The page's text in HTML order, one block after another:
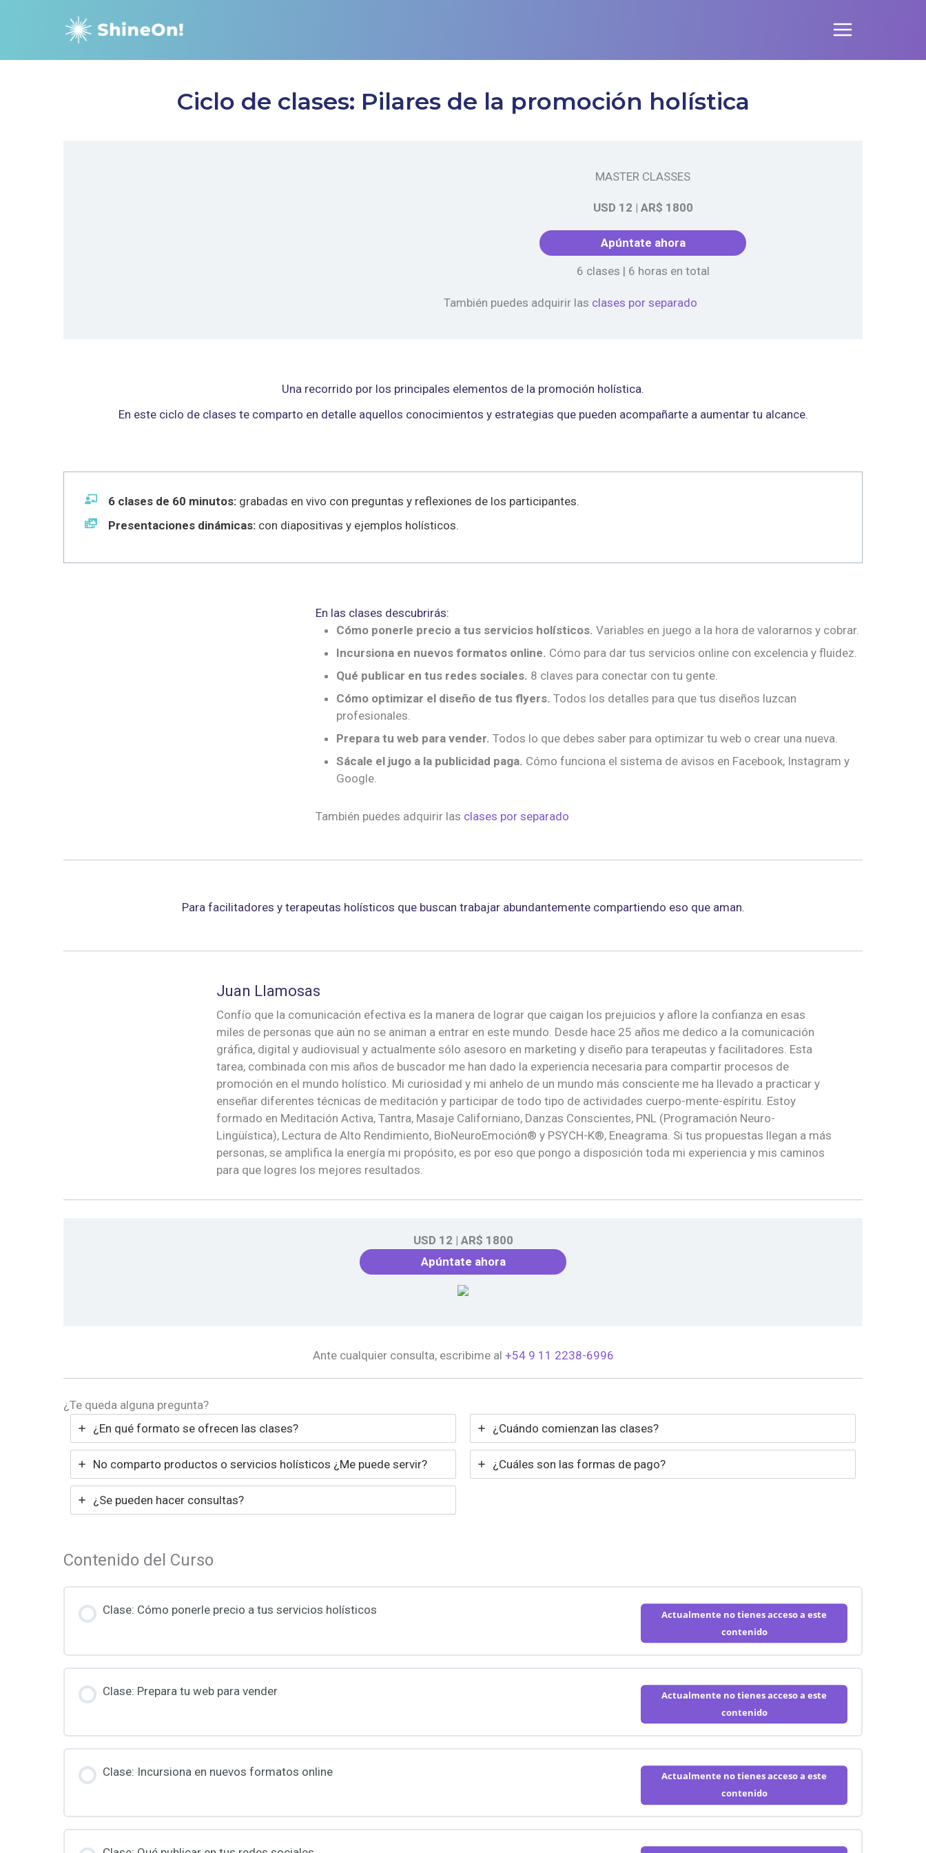
Ciclo de clases: Pilares de la promoción holística
MASTER CLASSES
USD 12 | AR$ 1800
Apúntate ahora
6 clases | 6 horas en total
También puedes adquirir las clases por separado
Una recorrido por los principales elementos de la promoción holística.
En este ciclo de clases te comparto en detalle aquellos conocimientos y estrategias que pueden acompañarte a aumentar tu alcance.
6 clases de 60 minutos: grabadas en vivo con preguntas y reflexiones de los participantes.
Presentaciones dinámicas: con diapositivas y ejemplos holísticos.
En las clases descubrirás:
Cómo ponerle precio a tus servicios holísticos. Variables en juego a la hora de valorarnos y cobrar.
Incursiona en nuevos formatos online. Cómo para dar tus servicios online con excelencia y fluidez.
Qué publicar en tus redes sociales. 8 claves para conectar con tu gente.
Cómo optimizar el diseño de tus flyers. Todos los detalles para que tus diseños luzcan
profesionales.
Prepara tu web para vender. Todos lo que debes saber para optimizar tu web o crear una nueva.
Sácale el jugo a la publicidad paga. Cómo funciona el sistema de avisos en Facebook, Instagram y
Google.
También puedes adquirir las clases por separado
Para facilitadores y terapeutas holísticos que buscan trabajar abundantemente compartiendo eso que aman.
Juan Llamosas
Confío que la comunicación efectiva es la manera de lograr que caigan los prejuicios y aflore la confianza en esas
miles de personas que aún no se animan a entrar en este mundo. Desde hace 25 años me dedico a la comunicación
gráfica, digital y audiovisual y actualmente sólo asesoro en marketing y diseño para terapeutas y facilitadores. Esta
tarea, combinada con mis años de buscador me han dado la experiencia necesaria para compartir procesos de
promoción en el mundo holístico. Mi curiosidad y mi anhelo de un mundo más consciente me ha llevado a practicar y
enseñar diferentes técnicas de meditación y participar de todo tipo de actividades cuerpo-mente-espíritu. Estoy
formado en Meditación Activa, Tantra, Masaje Californiano, Danzas Conscientes, PNL (Programación Neuro-
Lingüística), Lectura de Alto Rendimiento, BioNeuroEmoción® y PSYCH-K®, Eneagrama. Si tus propuestas llegan a más
personas, se amplifica la energía mi propósito, es por eso que pongo a disposición toda mi experiencia y mis caminos
para que logres los mejores resultados.
USD 12 | AR$ 1800
Apúntate ahora
Ante cualquier consulta, escribime al +54 9 11 2238-6996
¿Te queda alguna pregunta?
¿En qué formato se ofrecen las clases?
No comparto productos o servicios holísticos ¿Me puede servir?
¿Se pueden hacer consultas?
¿Cuándo comienzan las clases?
¿Cuáles son las formas de pago?
Contenido del Curso
Clase: Cómo ponerle precio a tus servicios holísticos
Actualmente no tienes acceso a este
contenido
Clase: Prepara tu web para vender
Actualmente no tienes acceso a este
contenido
Clase: Incursiona en nuevos formatos online
Actualmente no tienes acceso a este
contenido